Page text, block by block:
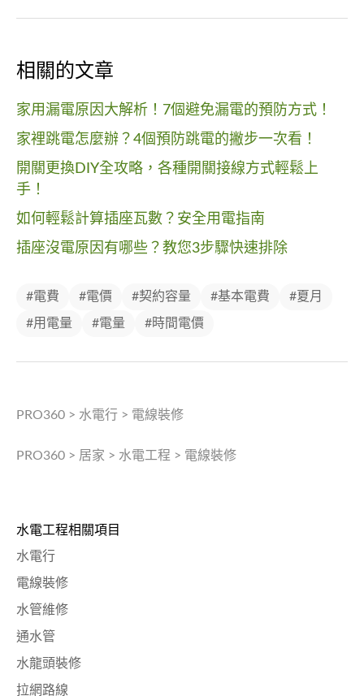
相關的文章
家用漏電原因大解析！7個避免漏電的預防方式！
家裡跳電怎麼辦？4個預防跳電的撇步一次看！
開關更換DIY全攻略，各種開關接線方式輕鬆上
手！
如何輕鬆計算插座瓦數？安全用電指南
插座沒電原因有哪些？教您3步驟快速排除
#電費 #電價 #契約容量 #基本電費 #夏月
#用電量 #電量 #時間電價
PRO360 > 水電行 > 電線裝修
PRO360 > 居家 > 水電工程 > 電線裝修
水電工程相關項目
水電行
電線裝修
水管維修
通水管
水龍頭裝修
拉網路線